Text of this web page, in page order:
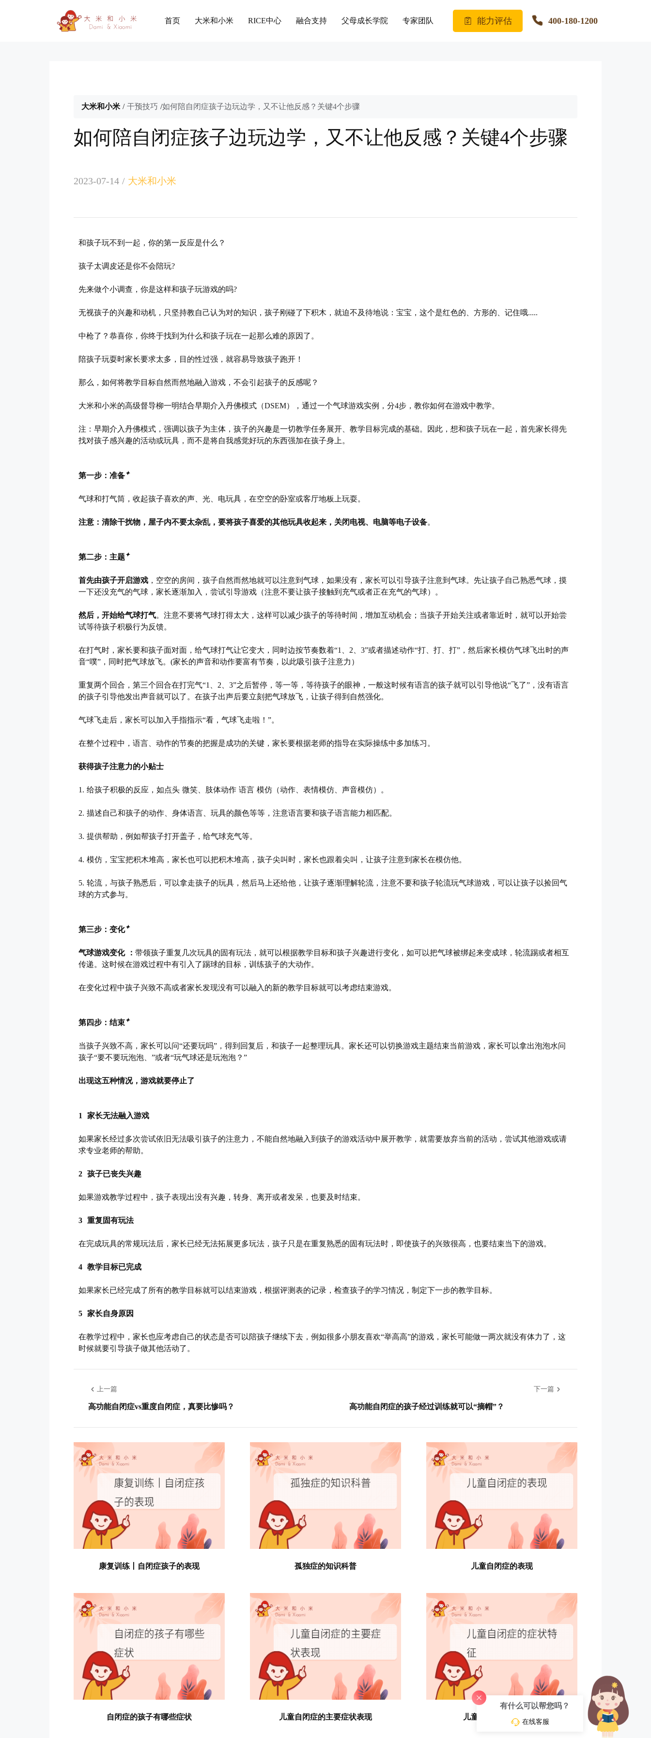
首页 大米和小米 RICE中心 融合支持 父母成长学院 专家团队 能力评估 400-180-1200
大米和小米 / 干预技巧 /如何陪自闭症孩子边玩边学，又不让他反感？关键4个步骤
如何陪自闭症孩子边玩边学，又不让他反感？关键4个步骤
2023-07-14 / 大米和小米
和孩子玩不到一起，你的第一反应是什么？
孩子太调皮还是你不会陪玩?
先来做个小调查，你是这样和孩子玩游戏的吗?
无视孩子的兴趣和动机，只坚持教自己认为对的知识，孩子刚碰了下积木，就迫不及待地说：宝宝，这个是红色的、方形的、记住哦.....
中枪了？恭喜你，你终于找到为什么和孩子玩在一起那么难的原因了。
陪孩子玩耍时家长要求太多，目的性过强，就容易导致孩子跑开！
那么，如何将教学目标自然而然地融入游戏，不会引起孩子的反感呢？
大米和小米的高级督导柳一明结合早期介入丹佛模式（DSEM），通过一个气球游戏实例，分4步，教你如何在游戏中教学。
注：早期介入丹佛模式，强调以孩子为主体，孩子的兴趣是一切教学任务展开、教学目标完成的基础。因此，想和孩子玩在一起，首先家长得先
找对孩子感兴趣的活动或玩具，而不是将自我感觉好玩的东西强加在孩子身上。
第一步：准备✦
气球和打气筒，收起孩子喜欢的声、光、电玩具，在空空的卧室或客厅地板上玩耍。
注意：清除干扰物，屋子内不要太杂乱，要将孩子喜爱的其他玩具收起来，关闭电视、电脑等电子设备。
第二步：主题✦
首先由孩子开启游戏 ，空空的房间，孩子自然而然地就可以注意到气球，如果没有，家长可以引导孩子注意到气球。先让孩子自己熟悉气球，摸
一下还没充气的气球，家长逐渐加入，尝试引导游戏（注意不要让孩子接触到充气或者正在充气的气球）。
然后，开始给气球打气。注意不要将气球打得太大，这样可以减少孩子的等待时间，增加互动机会；当孩子开始关注或者靠近时，就可以开始尝
试等待孩子积极行为反馈。
在打气时，家长要和孩子面对面，给气球打气让它变大，同时边按节奏数着“1、2、3”或者描述动作“打、打、打”，然后家长模仿气球飞出时的声
音“噗”，同时把气球放飞。(家长的声音和动作要富有节奏，以此吸引孩子注意力）
重复两个回合，第三个回合在打完气“1、2、3”之后暂停，等一等，等待孩子的眼神，一般这时候有语言的孩子就可以引导他说“飞了”，没有语言
的孩子引导他发出声音就可以了。在孩子出声后要立刻把气球放飞，让孩子得到自然强化。
气球飞走后，家长可以加入手指指示“看，气球飞走啦！”。
在整个过程中，语言、动作的节奏的把握是成功的关键，家长要根据老师的指导在实际操练中多加练习。
获得孩子注意力的小贴士
1. 给孩子积极的反应，如点头 微笑、肢体动作 语言 模仿（动作、表情模仿、声音模仿）。
2. 描述自己和孩子的动作、身体语言、玩具的颜色等等，注意语言要和孩子语言能力相匹配。
3. 提供帮助，例如帮孩子打开盖子，给气球充气等。
4. 模仿，宝宝把积木堆高，家长也可以把积木堆高，孩子尖叫时，家长也跟着尖叫，让孩子注意到家长在模仿他。
5. 轮流，与孩子熟悉后，可以拿走孩子的玩具，然后马上还给他，让孩子逐渐理解轮流，注意不要和孩子轮流玩气球游戏，可以让孩子以捡回气
球的方式参与。
第三步：变化✦
气球游戏变化 ： 带领孩子重复几次玩具的固有玩法，就可以根据教学目标和孩子兴趣进行变化，如可以把气球被绑起来变成球，轮流踢或者相互
传递。这时候在游戏过程中有引入了踢球的目标，训练孩子的大动作。
在变化过程中孩子兴致不高或者家长发现没有可以融入的新的教学目标就可以考虑结束游戏。
第四步：结束✦
当孩子兴致不高，家长可以问“还要玩吗”，得到回复后，和孩子一起整理玩具。家长还可以切换游戏主题结束当前游戏，家长可以拿出泡泡水问
孩子“要不要玩泡泡、”或者“玩气球还是玩泡泡？”
出现这五种情况，游戏就要停止了
1 家长无法融入游戏
如果家长经过多次尝试依旧无法吸引孩子的注意力，不能自然地融入到孩子的游戏活动中展开教学，就需要放弃当前的活动，尝试其他游戏或请
求专业老师的帮助。
2 孩子已丧失兴趣
如果游戏教学过程中，孩子表现出没有兴趣，转身、离开或者发呆，也要及时结束。
3 重复固有玩法
在完成玩具的常规玩法后，家长已经无法拓展更多玩法，孩子只是在重复熟悉的固有玩法时，即使孩子的兴致很高，也要结束当下的游戏。
4 教学目标已完成
如果家长已经完成了所有的教学目标就可以结束游戏，根据评测表的记录，检查孩子的学习情况，制定下一步的教学目标。
5 家长自身原因
在教学过程中，家长也应考虑自己的状态是否可以陪孩子继续下去，例如很多小朋友喜欢“举高高”的游戏，家长可能做一两次就没有体力了，这
时候就要引导孩子做其他活动了。
上一篇
高功能自闭症vs重度自闭症，真要比惨吗？
下一篇
​高功能自闭症的孩子经过训练就可以“摘帽”？
康复训练丨自闭症孩子的表现 孤独症的知识科普 儿童自闭症的表现
自闭症的孩子有哪些症状 儿童自闭症的主要症状表现 儿童自闭症的症状特征
有什么可以帮您吗？
在线客服